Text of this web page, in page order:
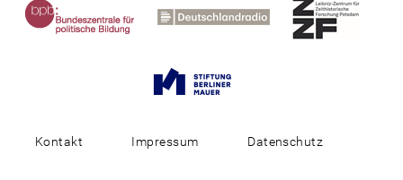
Kontakt Impressum Datenschutz